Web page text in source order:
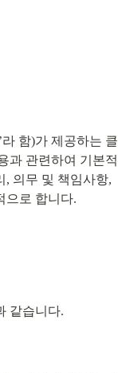
함)가 제공하는 클
과 관련하여 기본적
, 의무 및 책임사항,
으로 합니다.
같습니다.